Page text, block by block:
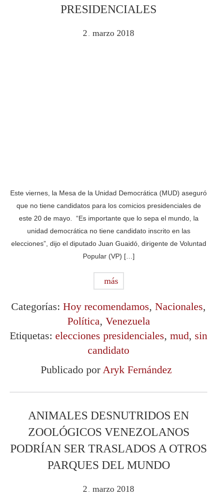
PRESIDENCIALES
2 . marzo 2018
Este viernes, la Mesa de la Unidad Democrática (MUD) aseguró
que no tiene candidatos para los comicios presidenciales de
este 20 de mayo. “Es importante que lo sepa el mundo, la
unidad democrática no tiene candidato inscrito en las
elecciones”, dijo el diputado Juan Guaidó, dirigente de Voluntad
Popular (VP) […]
más
Categorías: Hoy recomendamos, Nacionales,
Política, Venezuela
Etiquetas: elecciones presidenciales, mud, sin
candidato
Publicado por Aryk Fernández
ANIMALES DESNUTRIDOS EN
ZOOLÓGICOS VENEZOLANOS
PODRÍAN SER TRASLADOS A OTROS
PARQUES DEL MUNDO
2 marzo 2018